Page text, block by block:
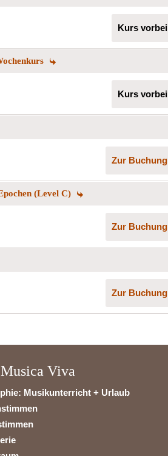
Kurs vorbei
Kurs vorbei
Zur Buchung
(Level C)
Zur Buchung
Zur Buchung
Viva
Musikunterricht + Urlaub